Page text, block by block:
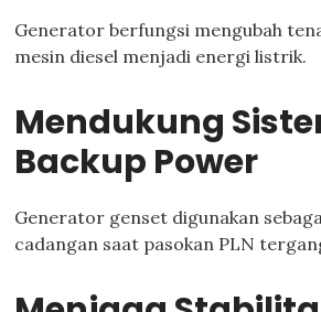
Generator berfungsi mengubah
mesin diesel menjadi energi listrik.
Mendukung
Backup Power
Generator genset digunakan
cadangan saat pasokan PLN